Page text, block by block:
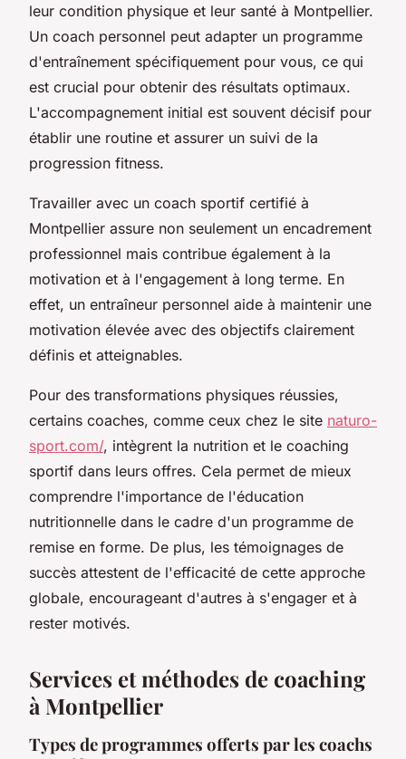
leur condition physique et leur santé à Montpellier.
Un coach personnel peut adapter un programme
d'entraînement spécifiquement pour vous, ce qui
est crucial pour obtenir des résultats optimaux.
L'accompagnement initial est souvent décisif pour
établir une routine et assurer un suivi de la
progression fitness.
Travailler avec un coach sportif certifié à
Montpellier assure non seulement un encadrement
professionnel mais contribue également à la
motivation et à l'engagement à long terme. En
effet, un entraîneur personnel aide à maintenir une
motivation élevée avec des objectifs clairement
définis et atteignables.
Pour des transformations physiques réussies,
certains coaches, comme ceux chez le site naturo-
sport.com/, intègrent la nutrition et le coaching
sportif dans leurs offres. Cela permet de mieux
comprendre l'importance de l'éducation
nutritionnelle dans le cadre d'un programme de
remise en forme. De plus, les témoignages de
succès attestent de l'efficacité de cette approche
globale, encourageant d'autres à s'engager et à
rester motivés.
Services et méthodes de coaching
à Montpellier
Types de programmes offerts par les coachs